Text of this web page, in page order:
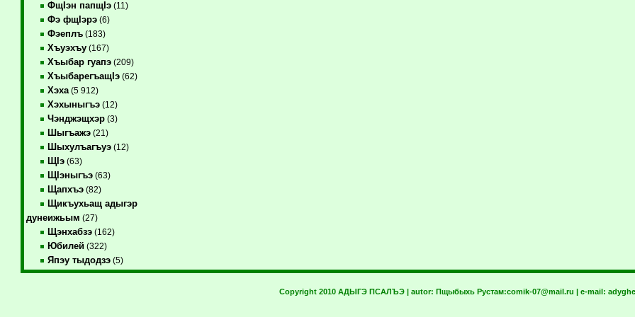
ФщIэн папщIэ(11)
Фэ фщIэрэ(6)
Фэеплъ(183)
Хъуэхъу(167)
Хъыбар гуапэ(209)
ХъыбарегъащIэ(62)
Хэха(5 912)
Хэхыныгъэ(12)
Чэнджэщхэр(3)
Шыгъажэ(21)
Шыхулъагъуэ(12)
ЩIэ(63)
ЩIэныгъэ(63)
Щапхъэ(82)
Щикъухьащ адыгэр
дунеижьым (27)
Щэнхабзэ(162)
Юбилей(322)
Япэу тыдодзэ(5)
Copyright 2010 АДЫГЭ ПСАЛЪЭ | autor: Пщыбыхь Рустам:comik-07@mail.ru | e-mail: